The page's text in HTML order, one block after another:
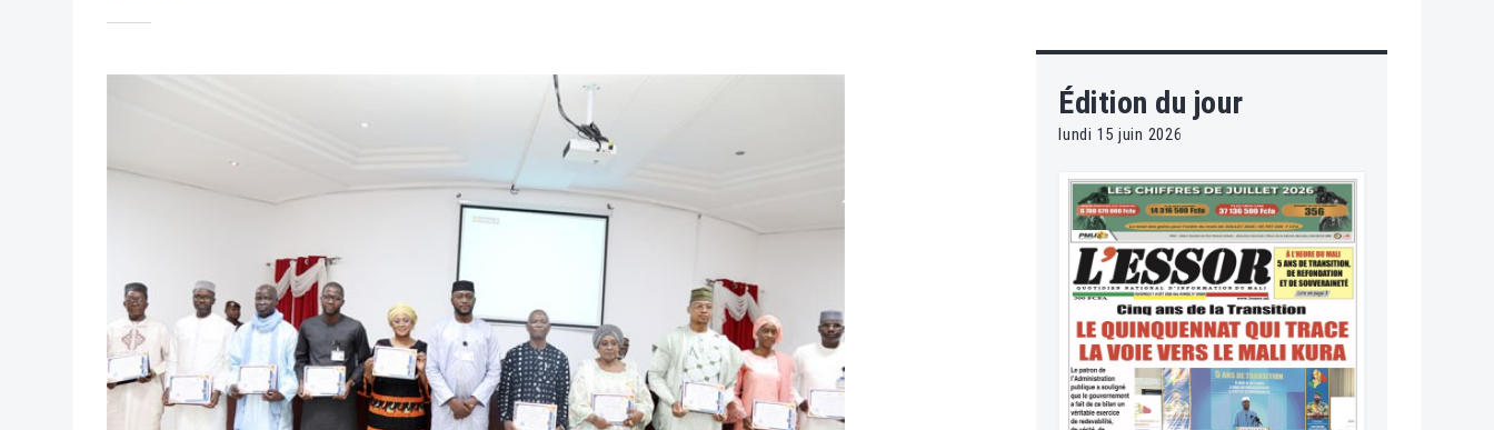
Édition du jour
lundi 15 juin 2026